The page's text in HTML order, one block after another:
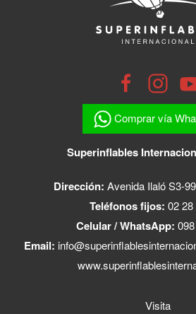
Comprar vía
Superinflables
Dirección: Avenida Ilaló S3-
Teléfonos fijos: 02 28
Celular / WhatsApp:
Email:
Visita